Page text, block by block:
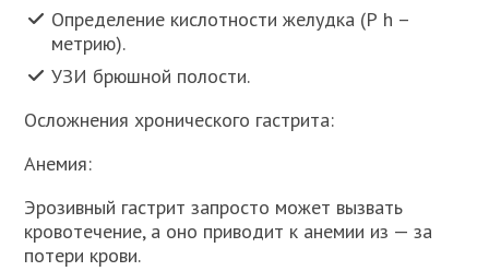
Определение кислотности желудка (Р h –
метрию).
УЗИ брюшной полости.
Осложнения хронического гастрита:
Анемия:
Эрозивный гастрит запросто может вызвать
кровотечение, а оно приводит к анемии из — за
потери крови.